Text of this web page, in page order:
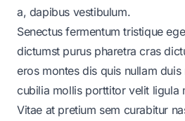
a, dapibus vestibulum.
Senectus fermentum tristique
dictumst purus pharetra cras
eros montes dis quis nullam
cubilia mollis porttitor velit ligula
Vitae at pretium sem curabitur